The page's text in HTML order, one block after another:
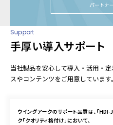
パートナ
Support
手厚い導入サポート
当社製品を安心して導入・活用・
スやコンテンツをご用意しています。
ウイングアークのサポート品質は、「
ク「クオリティ格付け」において、